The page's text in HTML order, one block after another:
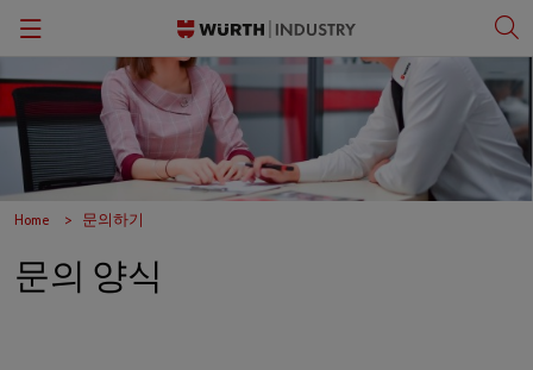
Back
간반 솔루션
품질 관리
보관 관리
Back
패스너
작업 안전 보호 용품
Back
뷔르트 비즈니스 아카데미
문화
Back
한국어
English
Home 문의하기
문의 양식